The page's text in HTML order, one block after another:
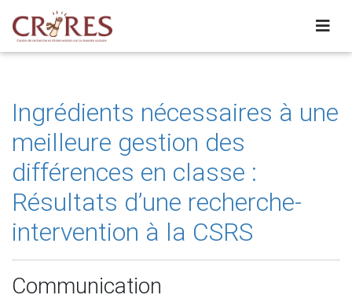
Ingrédients nécessaires à une
meilleure gestion des
différences en classe :
Résultats d’une recherche-
intervention à la CSRS
Communication